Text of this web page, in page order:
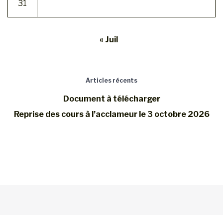
31
« Juil
Articles récents
Document à télécharger
Reprise des cours à l’acclameur le 3 octobre 2026